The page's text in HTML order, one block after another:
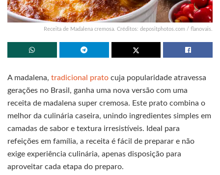
Receita de Madalena cremosa. Créditos: depositphotos.com / flanovais.
A madalena, tradicional prato cuja popularidade atravessa
gerações no Brasil, ganha uma nova versão com uma
receita de madalena super cremosa. Este prato combina o
melhor da culinária caseira, unindo ingredientes simples em
camadas de sabor e textura irresistíveis. Ideal para
refeições em família, a receita é fácil de preparar e não
exige experiência culinária, apenas disposição para
aproveitar cada etapa do preparo.